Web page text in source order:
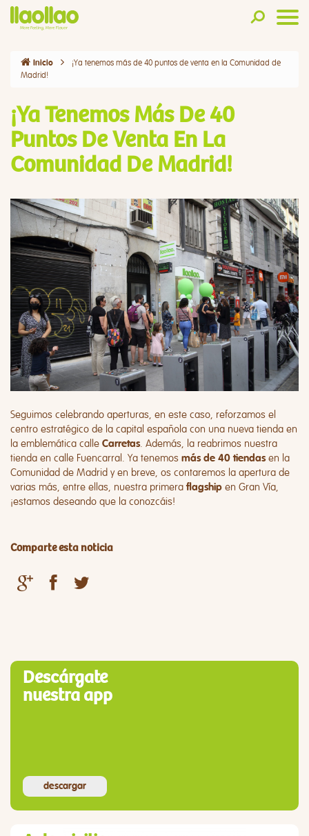
Inicio
¡Ya tenemos más de 40 puntos de venta en la Comunidad de
Madrid!
¡Ya Tenemos Más De 40
Puntos De Venta En La
Comunidad De Madrid!
Seguimos celebrando aperturas, en este caso, reforzamos el
centro estratégico de la capital española con una nueva tienda en
la emblemática calle Carretas. Además, la reabrimos nuestra
tienda en calle Fuencarral. Ya tenemos más de 40 tiendasen la
Comunidad de Madrid y en breve, os contaremos la apertura de
varias más, entre ellas, nuestra primeraflagship en Gran Vía,
¡estamos deseando que la conozcáis!
Comparte esta noticia
Descárgate
nuestra app
descargar